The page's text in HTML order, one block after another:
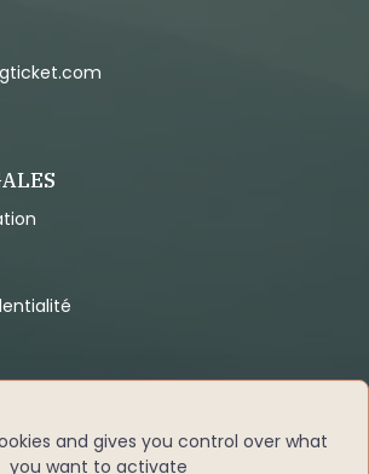
and gives you control over what
you want to activate